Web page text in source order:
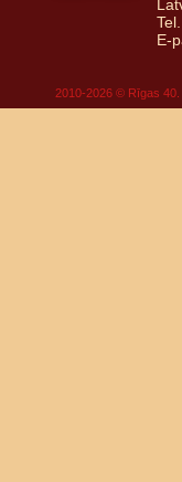
E-
2010-2026 © Rīgas